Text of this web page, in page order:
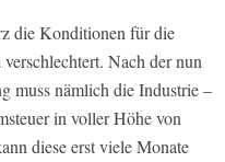
die Konditionen für die
Nach der nun
muss nämlich die Industrie –
in voller Höhe von
diese erst viele Monate